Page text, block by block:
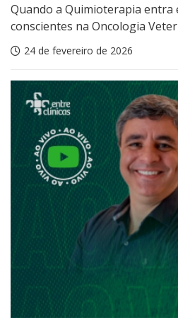
Quando a Quimioterapia entra
conscientes na Oncologia
24 de fevereiro de 2026